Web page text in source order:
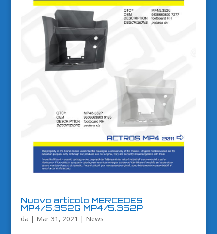
Nuovo articolo MERCEDES
MP4/5.352G MP4/5.352P
da | Mar 31, 2021 | News